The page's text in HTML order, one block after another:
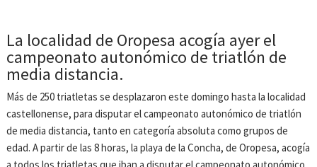
La localidad de Oropesa acogía ayer el
campeonato autonómico de triatlón de
media distancia.
Más de 250 triatletas se desplazaron este domingo hasta la localidad
castellonense, para disputar el campeonato autonómico de triatlón
de media distancia, tanto en categoría absoluta como grupos de
edad. A partir de las 8 horas, la playa de la Concha, de Oropesa, acogía
a todos los triatletas que iban a disputar el campeonato autonómico